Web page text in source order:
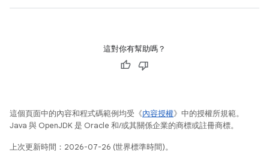
這對你有幫助嗎？
這個頁面中的內容和程式碼範例均受《內容授權》中的授權所規範。
Java 與 OpenJDK 是 Oracle 和/或其關係企業的商標或註冊商標。
上次更新時間：2026-07-26 (世界標準時間)。